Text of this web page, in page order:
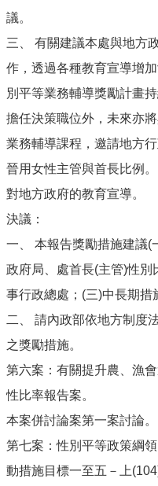
議。
三、 有關建議本處與地方
作，透過各種教育宣導增
別平等業務輔導獎勵計畫
擔任決策職位外，未來亦
業務輔導課程，邀請地方
晉用女性主管與首長比例
對地方政府的教育宣導。
決議：
一、 本報告獎勵措施建議(
政府局、處首長(主管)性別
事行政總處；(三)中長期措
二、 請內政部依地方制度
之獎勵措施。
第六案：有關提升農、漁
性比率報告案。
本案併討論案第一案討論。
第七案：性別平等政策綱
動措施目標一至五－上